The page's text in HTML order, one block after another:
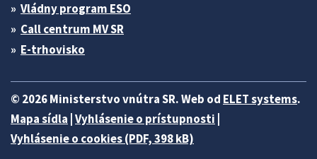
Vládny program ESO
Call centrum MV SR
E-trhovisko
© 2026 Ministerstvo vnútra SR. Web od ELET systems.
Mapa sídla Vyhlásenie o prístupnosti
Vyhlásenie o cookies (PDF, 398 kB)